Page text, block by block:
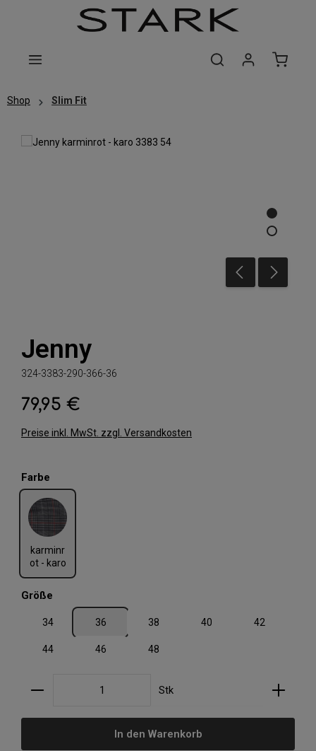
Zum Hauptinhalt springen
Shop Slim Fit
Jenny
324-3383-290-366-36
Regulärer Preis:
79,95 €
Preise inkl. MwSt. zzgl. Versandkosten
Farbe
karminr
ot - karo
karminrot - karo
Größe
34 36 38 40 42
44 46 48
Produkt Anzahl: Gib den gewünschten Wert ein
Stk
In den Warenkorb